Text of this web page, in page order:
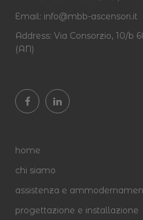
Email: info@mbb-ascensori.it
Address: Via Consorzio, 10/b
(AN)
home
chi siamo
assistenza e
progettazione e installazione